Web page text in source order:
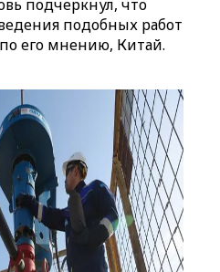
подчеркнул, что
подобных работ
его мнению, Китай.